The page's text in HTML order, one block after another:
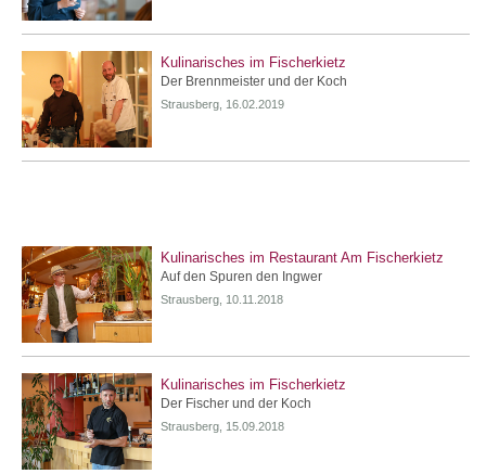
Kulinarisches im Fischerkietz
Der Brennmeister und der Koch
Strausberg, 16.02.2019
Kulinarisches im Restaurant Am Fischerkietz
Auf den Spuren den Ingwer
Strausberg, 10.11.2018
Kulinarisches im Fischerkietz
Der Fischer und der Koch
Strausberg, 15.09.2018